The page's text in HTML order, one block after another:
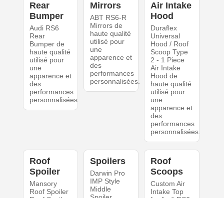
Rear
Bumper
Audi RS6
Rear
Bumper de
haute qualité
utilisé pour
une
apparence et
des
performances
personnalisées.
Mirrors
ABT RS6-R
Mirrors de
haute qualité
utilisé pour
une
apparence et
des
performances
personnalisées.
Air Intake
Hood
Duraflex
Universal
Hood / Roof
Scoop Type
2 - 1 Piece
Air Intake
Hood de
haute qualité
utilisé pour
une
apparence et
des
performances
personnalisées.
Roof
Spoiler
Mansory
Roof Spoiler
Spoilers
Darwin Pro
IMP Style
Middle
Roof
Scoops
Custom Air
Intake Top